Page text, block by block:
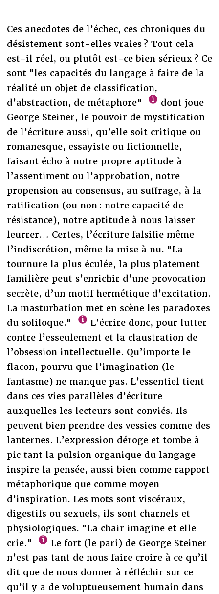
Ces anecdotes de l’échec, ces chroniques du
désistement sont-elles vraies ? Tout cela
est-il réel, ou plutôt est-ce bien sérieux ? Ce
sont "les capacités du langage à faire de la
réalité un objet de classification,
d’abstraction, de métaphore"
dont joue
George Steiner, le pouvoir de mystification
de l’écriture aussi, qu’elle soit critique ou
romanesque, essayiste ou fictionnelle,
faisant écho à notre propre aptitude à
l’assentiment ou l’approbation, notre
propension au consensus, au suffrage, à la
ratification (ou non : notre capacité de
résistance), notre aptitude à nous laisser
leurrer… Certes, l’écriture falsifie même
l’indiscrétion, même la mise à nu. "La
tournure la plus éculée, la plus platement
familière peut s’enrichir d’une provocation
secrète, d’un motif hermétique d’excitation.
La masturbation met en scène les paradoxes
du soliloque."
L’écrire donc, pour lutter
contre l’esseulement et la claustration de
l’obsession intellectuelle. Qu’importe le
flacon, pourvu que l’imagination (le
fantasme) ne manque pas. L’essentiel tient
dans ces vies parallèles d’écriture
auxquelles les lecteurs sont conviés. Ils
peuvent bien prendre des vessies comme des
lanternes. L’expression déroge et tombe à
pic tant la pulsion organique du langage
inspire la pensée, aussi bien comme rapport
métaphorique que comme moyen
d’inspiration. Les mots sont viscéraux,
digestifs ou sexuels, ils sont charnels et
physiologiques. "La chair imagine et elle
crie."
Le fort (le pari) de George Steiner
n’est pas tant de nous faire croire à ce qu’il
dit que de nous donner à réfléchir sur ce
qu’il y a de voluptueusement humain dans